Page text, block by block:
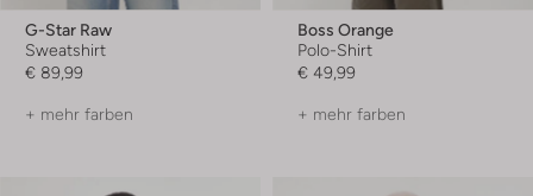
G-Star Raw
Sweatshirt
€ 89,99
+ mehr farben
Boss Orange
Polo-Shirt
€ 49,99
+ mehr farben